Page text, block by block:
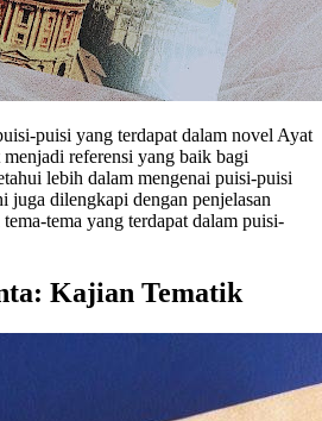
puisi yang terdapat dalam novel Ayat
referensi yang baik bagi
lebih dalam mengenai puisi-puisi
juga dilengkapi dengan penjelasan
tema yang terdapat dalam puisi-
Kajian Tematik